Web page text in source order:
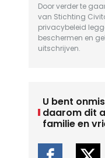
Door verder te
van Stichting
privacybeleid
beschermen en
uitschrijven.
U bent
daarom dit
familie en